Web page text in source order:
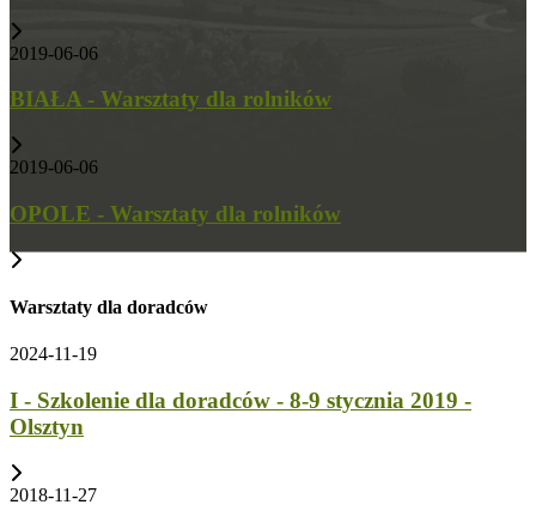
2019-06-06
BIAŁA - Warsztaty dla rolników
2019-06-06
OPOLE - Warsztaty dla rolników
Warsztaty dla doradców
2024-11-19
I - Szkolenie dla doradców - 8-9 stycznia 2019 -
Olsztyn
2018-11-27